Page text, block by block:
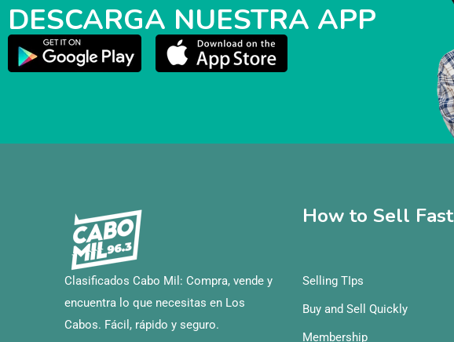
DESCARGA NUESTRA APP
Clasificados Cabo Mil: Compra, vende y
encuentra lo que necesitas en Los
Cabos. Fácil, rápido y seguro.
How to Sell Fast
Selling TIps
Buy and Sell Quickly
Membership